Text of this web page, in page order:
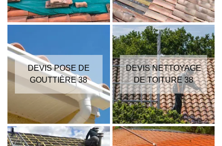
DEVIS POSE DE
GOUTTIÈRE 38
DEVIS NETTOYAGE
DE TOITURE 38